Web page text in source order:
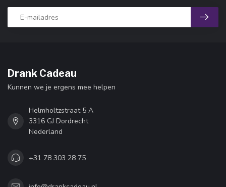
Drank Cadeau
Kunnen we je ergens mee helpen
Helmholtzstraat 5 A
3316 GJ Dordrecht
Nederland
+31 78 303 28 75